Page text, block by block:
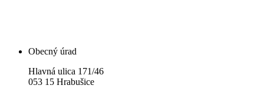
Obecný úrad
Hlavná ulica 171/46
053 15 Hrabušice